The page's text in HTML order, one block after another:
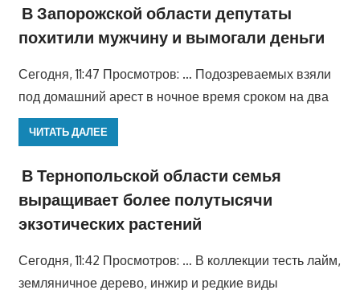
В Запорожской области депутаты
похитили мужчину и вымогали деньги
Сегодня, 11:47 Просмотров: … Подозреваемых взяли
под домашний арест в ночное время сроком на два
ЧИТАТЬ ДАЛЕЕ
В Тернопольской области семья
выращивает более полутысячи
экзотических растений
Сегодня, 11:42 Просмотров: … В коллекции тесть лайм,
земляничное дерево, инжир и редкие виды